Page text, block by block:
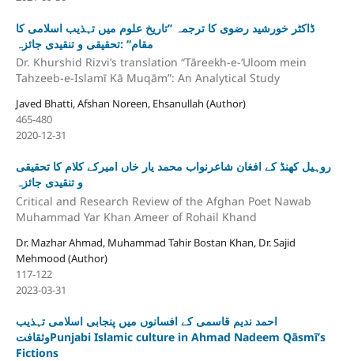
ڈاکٹر خورشید رضوی کا ترجمہ ’’تاریخ علوم میں تہذیب اسلامی کا
مقام‘‘ :تحقیقی و تنقیدی جائزہ
Dr. Khurshid Rizvi’s translation “Tāreekh-e-ʻUloom mein
Tahzeeb-e-Islamī Kā Muqām”: An Analytical Study
Javed Bhatti, Afshan Noreen, Ehsanullah (Author)
465-480
2020-12-31
روہیل کھنڈ کے افغان شاعرنواب محمد یار خاں امیرکے کلام کا تحقیقی
و تنقیدی جائزہ
Critical and Research Review of the Afghan Poet Nawab
Muhammad Yar Khan Ameer of Rohail Khand
Dr. Mazhar Ahmad, Muhammad Tahir Bostan Khan, Dr. Sajid
Mehmood (Author)
117-122
2023-03-31
احمد ندیم قاسمی کے افسانوں میں پنجابی اسلامی تہذیب
وثقافتPunjabi Islamic culture in Ahmad Nadeem Qāsmī’s
Fictions